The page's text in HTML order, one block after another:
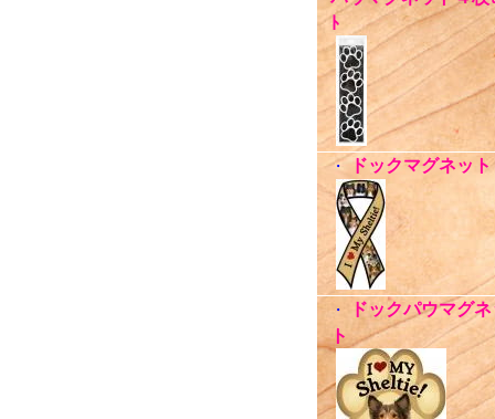
ﾄ
・ドックマグネット
・
ドックパウマグ
ト